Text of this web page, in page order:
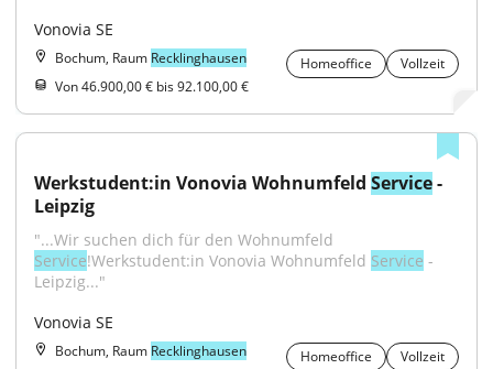
Vonovia SE
Bochum, Raum Recklinghausen Homeoffice
Vollzeit
Von 46.900,00 € bis 92.100,00 €
Werkstudent:in Vonovia Wohnumfeld Service -
Leipzig
Service!Werkstudent:in Vonovia Wohnumfeld Service -
Leipzig..."
Vonovia SE
Bochum, Raum Recklinghausen Homeoffice
Vollzeit